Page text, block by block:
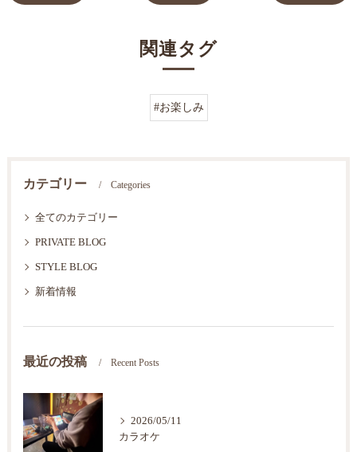
関連タグ
#お楽しみ
カテゴリー Categories
全てのカテゴリー
PRIVATE BLOG
STYLE BLOG
新着情報
最近の投稿 Recent Posts
2026/05/11
カラオケ